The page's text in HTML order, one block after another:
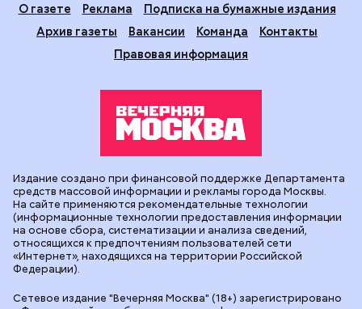
О газете Реклама
Подписка на бумажные издания
Архив газеты
Вакансии Команда
Контакты
Правовая информация
Сетевое издание "Вечерняя Москва" (18+) зарегистрировано
Издание создано при финансовой поддержке Департамента
средств массовой информации и рекламы города Москвы.
На сайте применяются рекомендательные технологии
(информационные технологии предоставления информации
на основе сбора, систематизации и анализа сведений,
относящихся к предпочтениям пользователей сети
«Интернет», находящихся на территории Российской
Федерации).